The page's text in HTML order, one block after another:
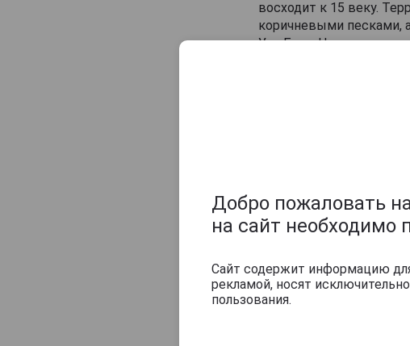
восходит к 15 веку.
коричневыми песками,
Уни Блан. Независимо
Добро пожаловать
на сайт необходимо
Сайт содержит информацию
рекламой, носят
пользования.